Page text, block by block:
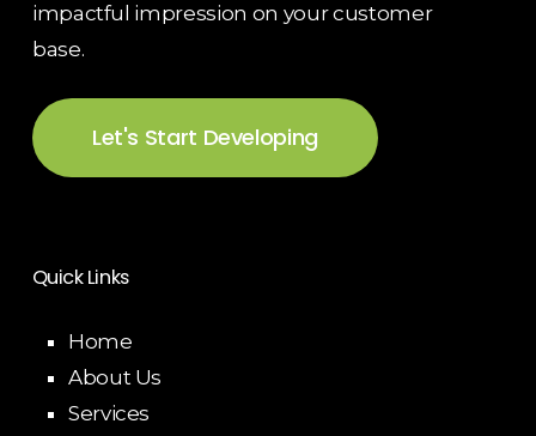
impactful impression on your customer
base.
Let's Start Developing
Quick Links
Home
About Us
Services